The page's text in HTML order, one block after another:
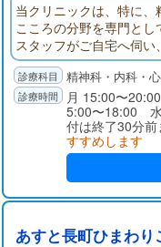
当クリニックは、特に、
こころの分野を専門と
スタッフがご自宅へ伺
境を整えるためにお手
る若者たちのために精神
からお年寄りまで精神
精神科を受診し医療に
精神科・内科・
月 15:00〜
5:00〜18:00
付は終了30分
すすめします
あすと長町ひまわ